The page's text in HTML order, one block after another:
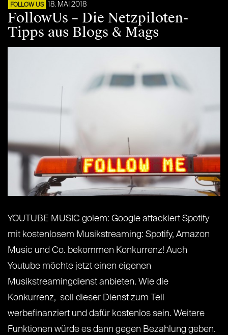
FOLLOW US 18. MAI 2018
FollowUs – Die Netzpiloten-
Tipps aus Blogs & Mags
YOUTUBE MUSIC golem: Google attackiert Spotify
mit kostenlosem Musikstreaming: Spotify, Amazon
Music und Co. bekommen Konkurrenz! Auch
Youtube möchte jetzt einen eigenen
Musikstreamingdienst anbieten. Wie die
Konkurrenz, soll dieser Dienst zum Teil
werbefinanziert und dafür kostenlos sein. Weitere
Funktionen würde es dann gegen Bezahlung geben.